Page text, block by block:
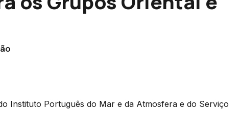
Instituto Português do Mar e da Atmosfera e do Serviço